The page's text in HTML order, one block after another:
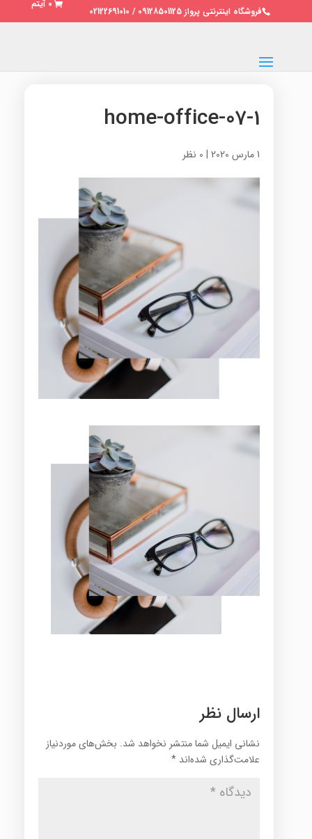
فروشگاه اینترنتی پرواز 09128501125 / 02122691010
0 آیتم
home-office-07-1
1 مارس 2020 | 0 نظر
ارسال نظر
نشانی ایمیل شما منتشر نخواهد شد. بخش‌های موردنیاز
علامت‌گذاری شده‌اند *